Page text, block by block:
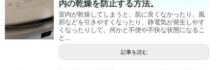
内の乾燥を防止する方法。
室内が乾燥してしまうと、肌に良くなかったり、風
邪などを引きやすくなったり、静電気が発生しやす
くなったりして、何かと不便や不快な状態になるこ
と...
記事を読む